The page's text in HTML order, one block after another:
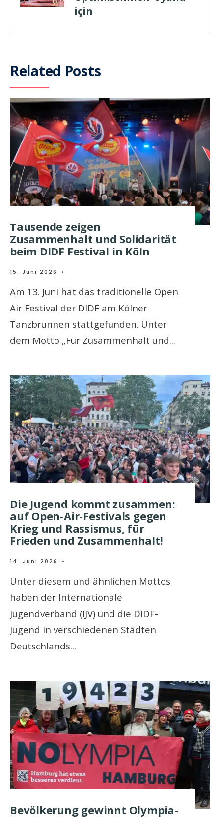
için
Related Posts
Tausende zeigen
Zusammenhalt und Solidarität
beim DIDF Festival in Köln
15. Juni 2026 •
Am 13. Juni hat das traditionelle Open
Air Festival der DIDF am Kölner
Tanzbrunnen stattgefunden. Unter
dem Motto „Für Zusammenhalt und...
Die Jugend kommt zusammen:
auf Open-Air-Festivals gegen
Krieg und Rassismus, für
Frieden und Zusammenhalt!
14. Juni 2026 •
Unter diesem und ähnlichen Mottos
haben der Internationale
Jugendverband (IJV) und die DIDF-
Jugend in verschiedenen Städten
Deutschlands...
Bevölkerung gewinnt Olympia-